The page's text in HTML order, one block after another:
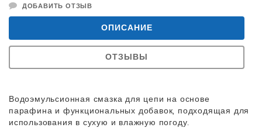
ДОБАВИТЬ ОТЗЫВ
ОПИСАНИЕ
ОТЗЫВЫ
Водоэмульсионная смазка для цепи на основе
парафина и функциональных добавок, подходящая для
использования в сухую и влажную погоду.